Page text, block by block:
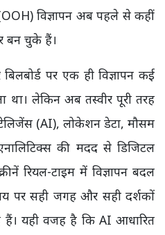
विज्ञापन अब पहले से कहीं
बन चुके हैं।
पर एक ही विज्ञापन कई
था। लेकिन अब तस्वीर पूरी तरह
(AI), लोकेशन डेटा, मौसम
की मदद से डिजिटल
रियल-टाइम में विज्ञापन बदल
पर सही जगह और सही दर्शकों
यही वजह है कि AI आधारित